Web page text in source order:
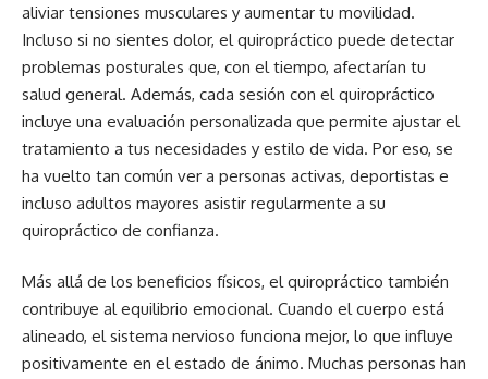
aliviar tensiones musculares y aumentar tu movilidad.
Incluso si no sientes dolor, el quiropráctico puede detectar
problemas posturales que, con el tiempo, afectarían tu
salud general. Además, cada sesión con el quiropráctico
incluye una evaluación personalizada que permite ajustar el
tratamiento a tus necesidades y estilo de vida. Por eso, se
ha vuelto tan común ver a personas activas, deportistas e
incluso adultos mayores asistir regularmente a su
quiropráctico de confianza.
Más allá de los beneficios físicos, el quiropráctico también
contribuye al equilibrio emocional. Cuando el cuerpo está
alineado, el sistema nervioso funciona mejor, lo que influye
positivamente en el estado de ánimo. Muchas personas han